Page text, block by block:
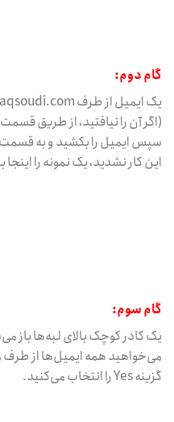
گام دوم:
(اگر آن را نیافتید، از طریق
این کار نشدید، یک نمونه را اینجا
گام سوم:
یک کادر کوچک بالای لبه‌ها باز
گزینه Yes را انتخاب می‌کنید.